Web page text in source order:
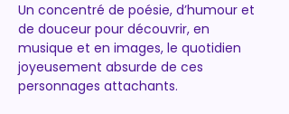
Un concentré de poésie, d’humour et
de douceur pour découvrir, en
musique et en images, le quotidien
joyeusement absurde de ces
personnages attachants.